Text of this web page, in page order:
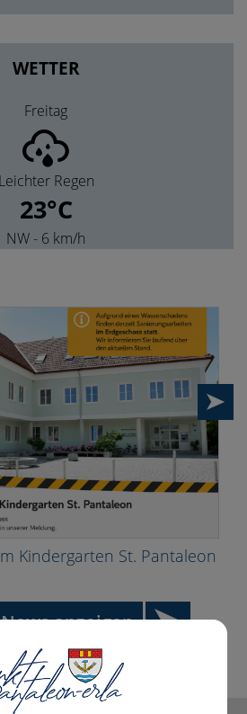
WETTER
Freitag
Leichter Regen
23°C
NW - 6 km/h
Kindergarten St. Pantaleon
anzeigen